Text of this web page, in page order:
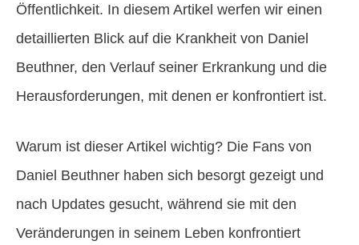
Öffentlichkeit. In diesem Artikel werfen wir einen
detaillierten Blick auf die Krankheit von Daniel
Beuthner, den Verlauf seiner Erkrankung und die
Herausforderungen, mit denen er konfrontiert ist.
Warum ist dieser Artikel wichtig? Die Fans von
Daniel Beuthner haben sich besorgt gezeigt und
nach Updates gesucht, während sie mit den
Veränderungen in seinem Leben konfrontiert